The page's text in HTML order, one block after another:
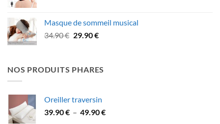
était :
26.90 €.
est :
21.90 €.
Masque de sommeil musical
34.90€ Le
était :
34.90 €.
29.90€Le
est :
29.90 €.
NOS PRODUITS PHARES
Oreiller traversin
39.90€ – 49.90€Plage